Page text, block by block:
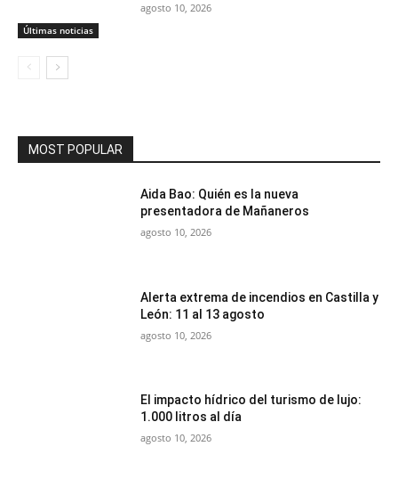
Últimas noticias
agosto 10, 2026
MOST POPULAR
Aida Bao: Quién es la nueva
presentadora de Mañaneros
agosto 10, 2026
Alerta extrema de incendios en Castilla y
León: 11 al 13 agosto
agosto 10, 2026
El impacto hídrico del turismo de lujo:
1.000 litros al día
agosto 10, 2026